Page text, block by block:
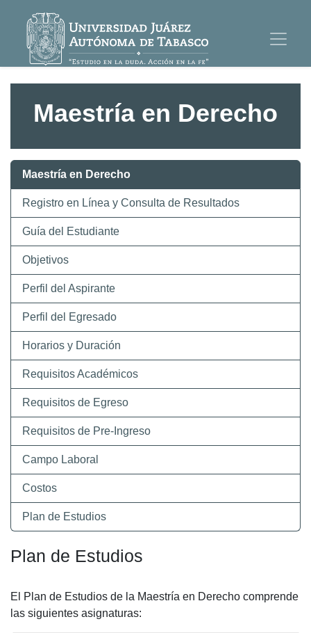
Maestría en Derecho
Maestría en Derecho
Registro en Línea y Consulta de Resultados
Guía del Estudiante
Objetivos
Perfil del Aspirante
Perfil del Egresado
Horarios y Duración
Requisitos Académicos
Requisitos de Egreso
Requisitos de Pre-Ingreso
Campo Laboral
Costos
Plan de Estudios
Plan de Estudios
El Plan de Estudios de la Maestría en Derecho comprende
las siguientes asignaturas: